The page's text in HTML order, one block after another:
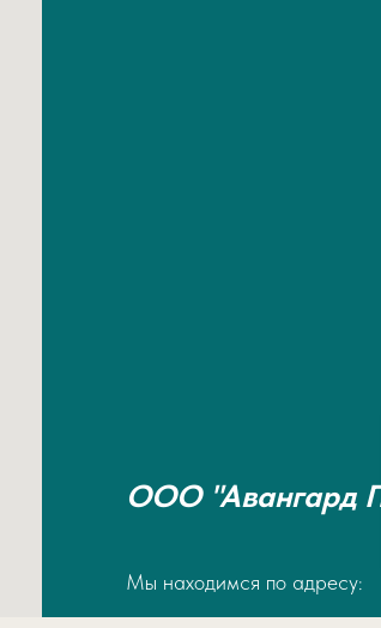
ООО "Авангард
Мы находимся по адресу: